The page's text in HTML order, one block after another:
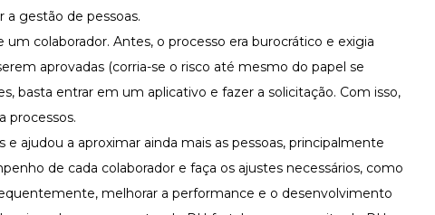
a gestão de pessoas.
colaborador. Antes, o processo era burocrático e exigia
aprovadas (corria-se o risco até mesmo do papel se
basta entrar em um aplicativo e fazer a solicitação. Com isso,
processos.
ajudou a aproximar ainda mais as pessoas, principalmente
de cada colaborador e faça os ajustes necessários, como
melhorar a performance e o desenvolvimento